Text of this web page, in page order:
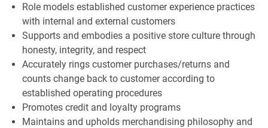
Role models established customer experience practices
with internal and external customers
Supports and embodies a positive store culture through
honesty, integrity, and respect
Accurately rings customer purchases/returns and
counts change back to customer according to
established operating procedures
Promotes credit and loyalty programs
Maintains and upholds merchandising philosophy and